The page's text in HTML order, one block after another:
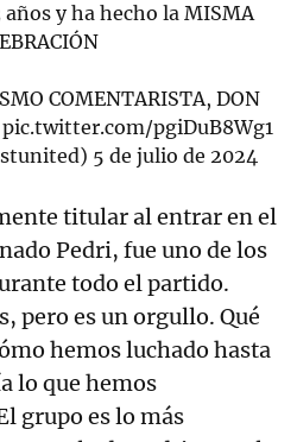
años y ha hecho la MISMA
COMENTARISTA, DON
pic.twitter.com/pgiDuB8Wg1
5 de julio de 2024
titular al entrar en el
Pedri, fue uno de los
todo el partido.
pero es un orgullo. Qué
hemos luchado hasta
lo que hemos
grupo es lo más